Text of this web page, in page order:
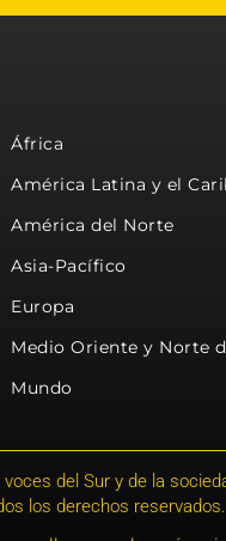
África
América Latina y el
América del Norte
Asia-Pacífico
Europa
Medio Oriente y Norte
Mundo
del Sur y de la
los derechos reservados.